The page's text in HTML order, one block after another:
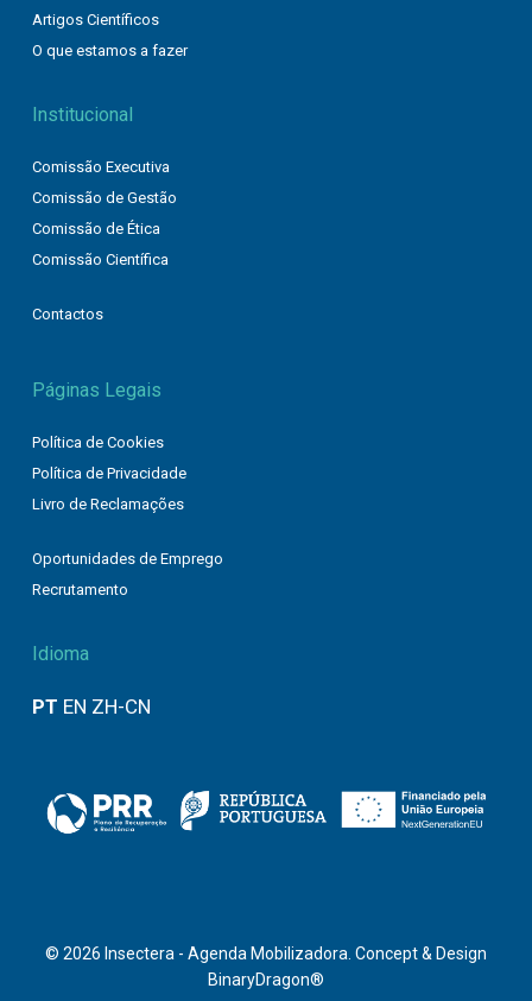
Artigos Científicos
O que estamos a fazer
Institucional
Comissão Executiva
Comissão de Gestão
Comissão de Ética
Comissão Científica
Contactos
Páginas Legais
Política de Cookies
Política de Privacidade
Livro de Reclamações
Oportunidades de Emprego
Recrutamento
Idioma
PT EN ZH-CN
© 2026 Insectera - Agenda Mobilizadora. Concept & Design
BinaryDragon®